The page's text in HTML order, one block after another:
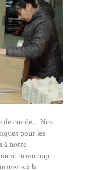
de coude… Nos
pour les
à notre
beaucoup
« à la